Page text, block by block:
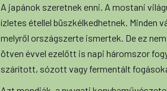
A japánok szeretnek enni. A mostani
ízletes étellel büszkélkedhetnek. Minden
melyről országszerte ismertek. De ez
ötven évvel ezelőtt is napi háromszor
szárított, sózott vagy fermentált